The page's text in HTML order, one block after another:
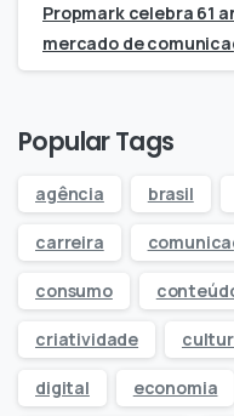
Propmark celebra 61
mercado de
Popular Tags
agência brasil
carreira
consumo
criatividade
digital economia